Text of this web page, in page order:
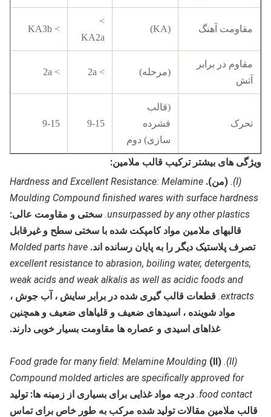
مقاومت آهنگ (KA)
>
KA2a
> KA3b
مقاوم در برابر
آتش
(مرحله) > 2a
> 2a
تحرک
(قالب
فشرده
سازی) دوم
9-15
9-15
ویژگی های بیشتر ترکیب قالب ملامین:
(I).
(من). Hardness and Excellent Resistance: Melamine
Moulding Compound finished wares with surface hardness
unsurpassed by any other plastics. سختی و مقاومت عالی:
قالبهای ملامین مواد کامپکت شده با سختی سطح و غیرقابل
تصرف پلاستیک دیگر را به پایان رسانده اند. Molded parts have
excellent resistance to abrasion, boiling water, detergents,
weak acids and weak alkalis as well as acidic foods and
extracts. قطعات قالب گیری شده در برابر سایش ، آب جوش ،
مواد شوینده ، اسیدهای ضعیف و قلیاهای ضعیف و همچنین
غذاهای اسیدی و عصاره ها مقاومت بسیار خوبی دارند.
(II).
(II)
Food grade for many field: Melamine Moulding
Compound molded articles are specifically approved for
food contact. درجه مواد غذایی برای بسیاری از زمینه ها: تولید
قالب ملامین مقالات تولید شده مرکب به طور خاص برای تماس